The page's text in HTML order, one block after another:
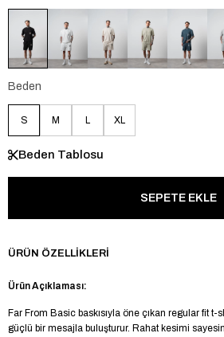
Beden
S M L XL
Beden Tablosu
ÜRÜN ÖZELLIKLERI
Ürün Açıklaması:
Far From Basic baskısıyla öne çıkan regular fit t-
güçlü bir mesajla buluşturur. Rahat kesimi